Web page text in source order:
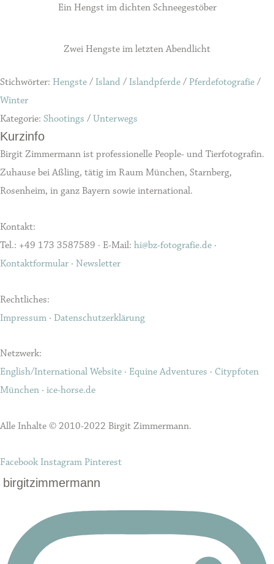
Ein Hengst im dichten Schneegestöber
Zwei Hengste im letzten Abendlicht
Stichwörter: Hengste / Island / Islandpferde / Pferdefotografie /
Winter
Kategorie: Shootings / Unterwegs
Kurzinfo
Birgit Zimmermann ist professionelle People- und Tierfotografin.
Zuhause bei Aßling, tätig im Raum München, Starnberg,
Rosenheim, in ganz Bayern sowie international.
Kontakt:
Tel.: +49 173 3587589 · E-Mail: hi@bz-fotografie.de ·
Kontaktformular · Newsletter
Rechtliches:
Impressum · Datenschutzerklärung
Netzwerk:
English/International Website · Equine Adventures · Citypfoten
München · ice-horse.de
Alle Inhalte © 2010-2022 Birgit Zimmermann.
Facebook Instagram Pinterest
birgitzimmermann